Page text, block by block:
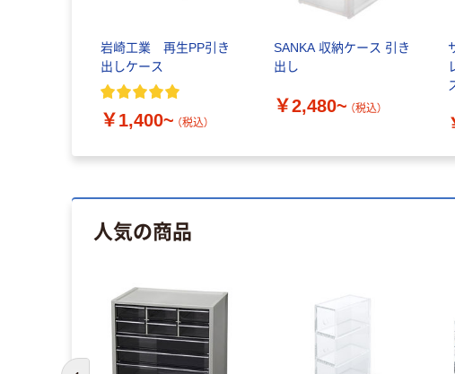
岩崎工業 再生PP引き
出しケース
￥1,400~ （税込）
SANKA 収納ケース 引き
出し
￥2,480~ （税込）
人気の商品